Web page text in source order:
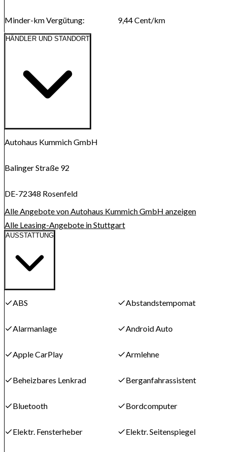
Minder-km Vergütung: 9,44Cent/km
HÄNDLER UND STANDORT
Karte wird geladen...
Autohaus Kummich GmbH
Balinger Straße 92
DE-72348 Rosenfeld
Alle Angebote von Autohaus Kummich GmbH anzeigen
Alle Leasing-Angebote in Stuttgart
AUSSTATTUNG
ABS Abstandstempomat
Alarmanlage Android Auto
Apple CarPlay Armlehne
Beheizbares Lenkrad Berganfahrassistent
Bluetooth Bordcomputer
Elektr. Fensterheber Elektr. Seitenspiegel